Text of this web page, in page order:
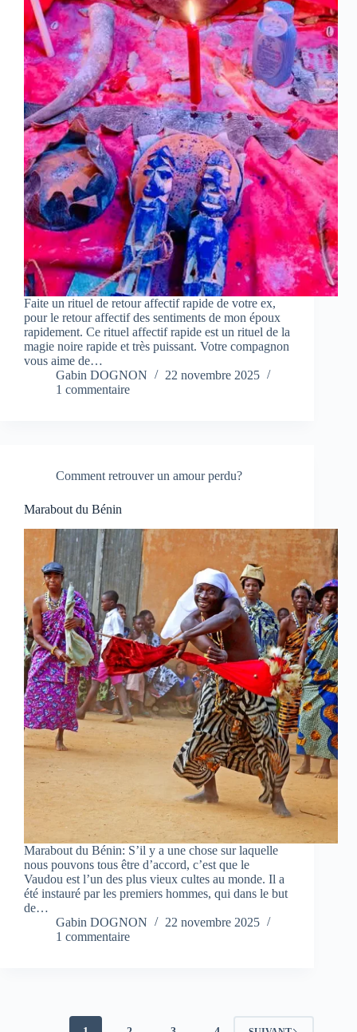
Faite un rituel de retour affectif rapide de votre ex,
pour le retour affectif des sentiments de mon époux
rapidement. Ce rituel affectif rapide est un rituel de la
magie noire rapide et très puissant. Votre compagnon
vous aime de…
Gabin DOGNON
22 novembre 2025
1 commentaire
Comment retrouver un amour perdu?
Marabout du Bénin
Marabout du Bénin: S’il y a une chose sur laquelle
nous pouvons tous être d’accord, c’est que le
Vaudou est l’un des plus vieux cultes au monde. Il a
été instauré par les premiers hommes, qui dans le but
de…
Gabin DOGNON
22 novembre 2025
1 commentaire